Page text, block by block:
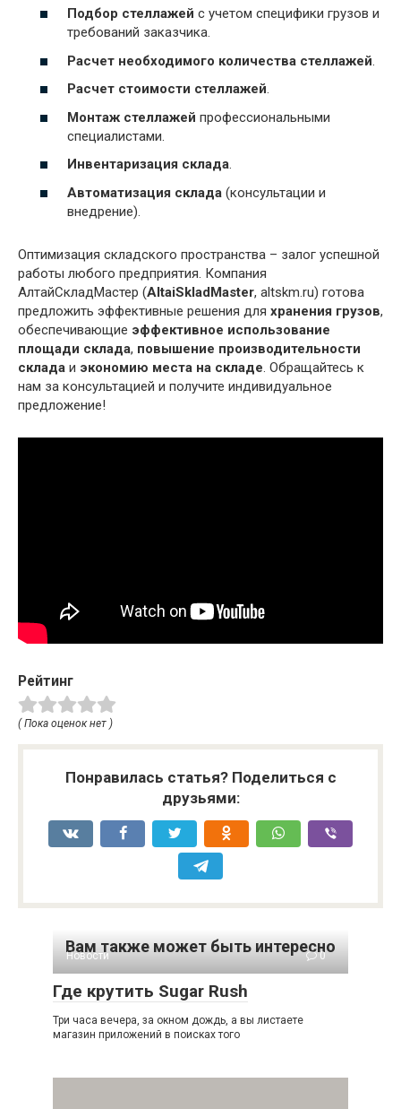
Подбор стеллажей с учетом специфики грузов и
требований заказчика.
Расчет необходимого количества стеллажей.
Расчет стоимости стеллажей.
Монтаж стеллажей профессиональными
специалистами.
Инвентаризация склада.
Автоматизация склада (консультации и
внедрение).
Оптимизация складского пространства – залог успешной
работы любого предприятия. Компания
АлтайСкладМастер (AltaiSkladMaster, altskm.ru) готова
предложить эффективные решения для хранения грузов,
обеспечивающие эффективное использование
площади склада, повышение производительности
склада и экономию места на складе. Обращайтесь к
нам за консультацией и получите индивидуальное
предложение!
Рейтинг
( Пока оценок нет )
Понравилась статья? Поделиться с
друзьями:
Вам также может быть интересно
Новости 0
Где крутить Sugar Rush
Три часа вечера, за окном дождь, а вы листаете
магазин приложений в поисках того